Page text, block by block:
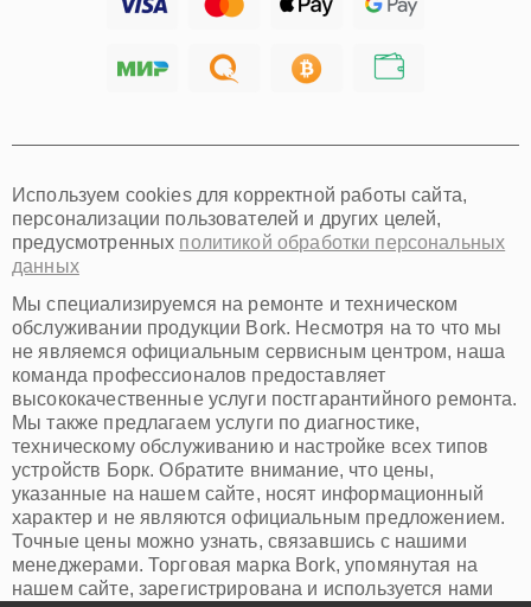
Хабаровск
Иркутск
Омск
Красноярск
Пермь
Ульяновск
Киров
Архангельск
Астрахань
Белгород
Благовещенск
Брянск
Владивосток
Владикавказ
Владимир
Волжский
Вологда
Грозный
Иваново
Используем cookies для корректной работы сайта,
персонализации пользователей и других целей,
предусмотренных политикой обработки персональных
данных
Мы специализируемся на ремонте и техническом
обслуживании продукции Bork. Несмотря на то что мы
не являемся официальным сервисным центром, наша
команда профессионалов предоставляет
высококачественные услуги постгарантийного ремонта.
Мы также предлагаем услуги по диагностике,
техническому обслуживанию и настройке всех типов
устройств Борк. Обратите внимание, что цены,
указанные на нашем сайте, носят информационный
характер и не являются официальным предложением.
Точные цены можно узнать, связавшись с нашими
менеджерами. Торговая марка Bork, упомянутая на
нашем сайте, зарегистрирована и используется нами